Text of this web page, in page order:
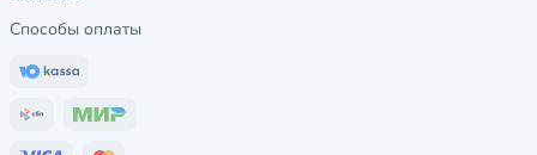
Способы оплаты